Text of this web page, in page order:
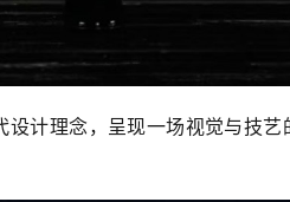
计理念，呈现一场视觉与技艺